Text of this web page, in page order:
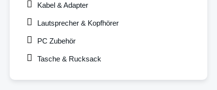
Kabel & Adapter
Lautsprecher & Kopfhörer
PC Zubehör
Tasche & Rucksack